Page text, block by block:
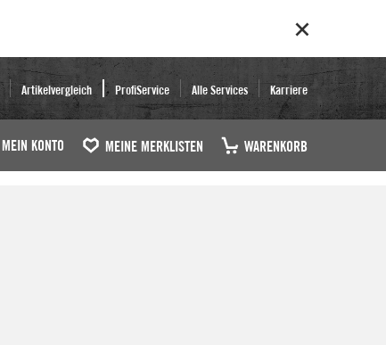
Artikelvergleich ProfiService Alle Services Karriere
MEIN KONTO MEINE MERKLISTEN WARENKORB